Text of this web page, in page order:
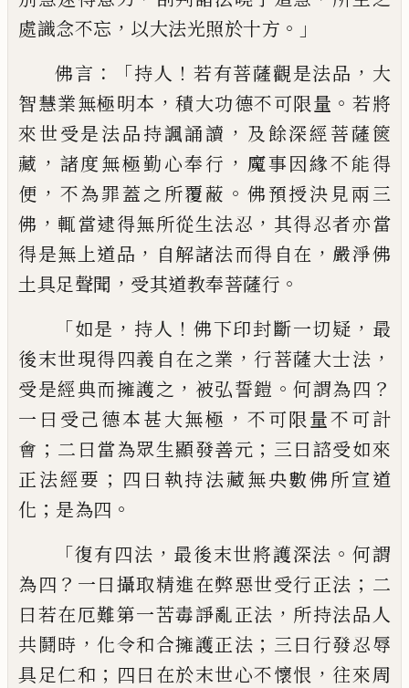
處識念不忘 ， 以大法光照於十方 。」
佛言 ：「持人 ！若有菩薩觀是法品 ， 大
智慧業無極明本 ，積大功德不可限量 。 若將
來世受是法品持諷誦讀 ， 及餘深經菩薩篋
藏 ， 諸度無極勤心奉行 ， 魔事因緣不能得
便 ， 不為罪蓋之所覆蔽 。 佛預授決見兩三
佛 ，輒當逮得無所從生法忍 ， 其得忍者亦當
得是無上道品 ， 自解諸法而得 自在 ， 嚴淨佛
土具足聲聞 ， 受其道教奉菩薩行 。
「如是 ， 持人 ！佛下印封斷一切疑 ， 最
後末世現得四義自在之業 ，行菩薩大士法 ，
受是經典而擁護之 ， 被弘誓鎧 。何謂為四 ？
一曰受己德本甚大無極 ， 不可限量不可計
會 ； 二曰當為眾生顯發善元 ； 三曰諮受如來
正法經要 ； 四曰執持法藏無央數佛所宣道
化 ； 是為四 。
「復有四法 ， 最後末世將護深法 。 何謂
為四 ？ 一曰攝取精進在弊惡世受行正法 ； 二
曰若在厄難第一苦毒諍亂正法 ， 所持法品人
共鬪時 ，化令和合擁護正法 ； 三曰行發忍辱
具足仁和 ； 四曰在於末世心不懷恨 ， 往來周